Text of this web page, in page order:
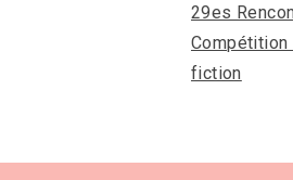
29es
Compétition
fiction